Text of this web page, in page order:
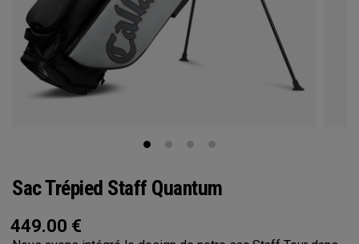
Sac Trépied Staff Quantum
449.00 €